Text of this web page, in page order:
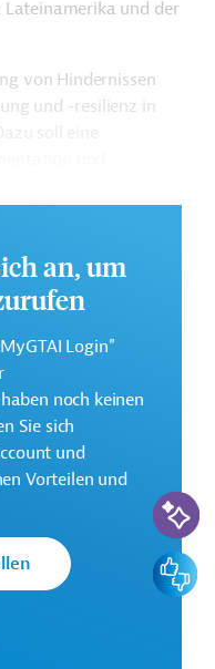
und der
von Hindernissen
und -resilienz in
derWebseite der
Regularien
beantragt)
an, um
Login"
noch keinen
Sie sich
und
Vorteilen und
KI-